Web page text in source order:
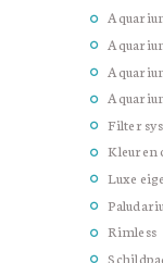
Filter
Kleuren
Luxe
Rimless